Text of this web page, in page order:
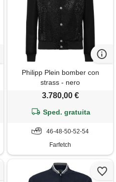
Philipp Plein bomber con
strass - nero
3.780,00 €
Sped. gratuita
46-48-50-52-54
Farfetch